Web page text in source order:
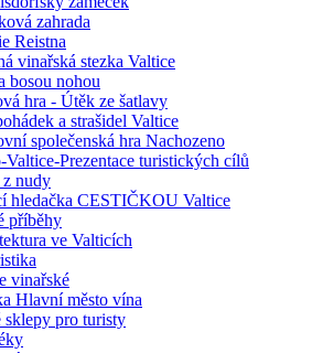
zahrada
Reistna
vinařská stezka Valtice
bosou nohou
hra - Útěk ze šatlavy
a strašidel Valtice
společenská hra Nachozeno
Valtice-Prezentace turistických cílů
nudy
hledačka CESTIČKOU Valtice
příběhy
ve Valticích
vinařské
Hlavní město vína
sklepy pro turisty